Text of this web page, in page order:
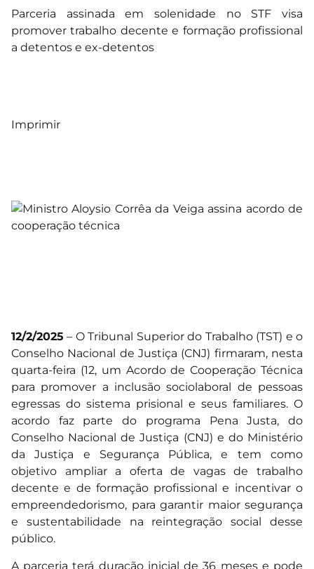
Parceria assinada em solenidade no STF visa
promover trabalho decente e formação profissional
a detentos e ex-detentos
Imprimir
12/2/2025 – O Tribunal Superior do Trabalho (TST) e o
Conselho Nacional de Justiça (CNJ) firmaram, nesta
quarta-feira (12, um Acordo de Cooperação Técnica
para promover a inclusão sociolaboral de pessoas
egressas do sistema prisional e seus familiares. O
acordo faz parte do programa Pena Justa, do
Conselho Nacional de Justiça (CNJ) e do Ministério
da Justiça e Segurança Pública, e tem como
objetivo ampliar a oferta de vagas de trabalho
decente e de formação profissional e incentivar o
empreendedorismo, para garantir maior segurança
e sustentabilidade na reintegração social desse
público.
A parceria terá duração inicial de 36 meses e pode